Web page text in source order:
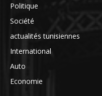
Politique
Société
actualités tunisiennes
International
Auto
Economie